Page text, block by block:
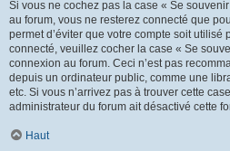
Si vous ne cochez pas la case « Se
au forum, vous ne resterez connecté que
permet d’éviter que votre compte soit utilisé
connecté, veuillez cocher la case « Se
connexion au forum. Ceci n’est pas
depuis un ordinateur public, comme une
etc. Si vous n’arrivez pas à trouver cette
administrateur du forum ait désactivé cette
Haut